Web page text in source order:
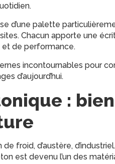
d’une palette
Chacun apporte une
et de performance.
incontournables pour
d’aujourd’hui.
: bien
froid, d’austère,
est devenu l’un des